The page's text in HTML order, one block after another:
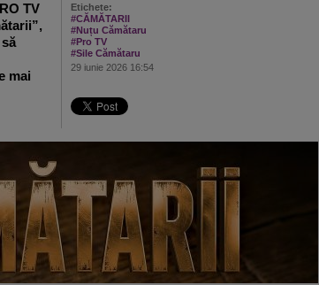
Etichete:
#CĂMĂTARII
#Nuțu Cămătaru
#Pro TV
#Sile Cămătaru
29 iunie 2026 16:54
TV
mai